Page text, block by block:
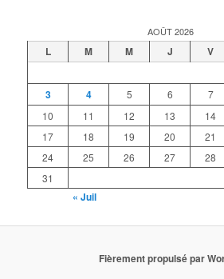
AOÛT 2026
L M M J V
3
4 5 6 7
10
11 12 13 14
17
18 19 20 21
24
25 26 27 28
31
« Juil
Fièrement propulsé par